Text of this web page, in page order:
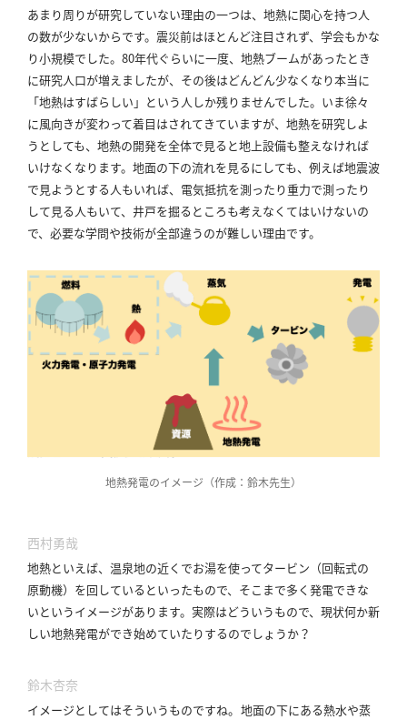
あまり周りが研究していない理由の一つは、地熱に関心を持つ人
の数が少ないからです。 震災前はほとんど注目されず、学会もかな
り小規模でした。 80年代ぐらいに一度、地熱ブームがあったとき
に研究人口が増えましたが、その後はどんどん少なくなり本当に
「地熱はすばらしい」という人しか残りませんでした。 いま徐々
に風向きが変わって着目はされてきていますが、地熱を研究しよ
うとしても、地熱の開発を全体で見ると地上設備も整えなければ
いけなくなります。 地面の下の流れを見るにしても、例えば地震波
で見ようとする人もいれば、電気抵抗を測ったり重力で測ったり
して見る人もいて、井戸を掘るところも考えなくてはいけないの
で、必要な学問や技術が全部違うのが難しい理由です。
地熱発電のイメージ（作成：鈴木先生）
西村勇哉
地熱といえば、温泉地の近くでお湯を使ってタービン（回転式の
原動機）を回しているといったもので、そこまで多く発電できな
いというイメージがあります。 実際はどういうもので、現状何か新
しい地熱発電ができ始めていたりするのでしょうか？
鈴木杏奈
イメージとしてはそういうものですね。 地面の下にある熱水や蒸